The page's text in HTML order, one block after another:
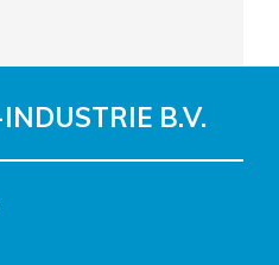
B.V.